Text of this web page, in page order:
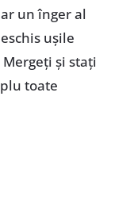
un înger al
ușile
și stați
toate